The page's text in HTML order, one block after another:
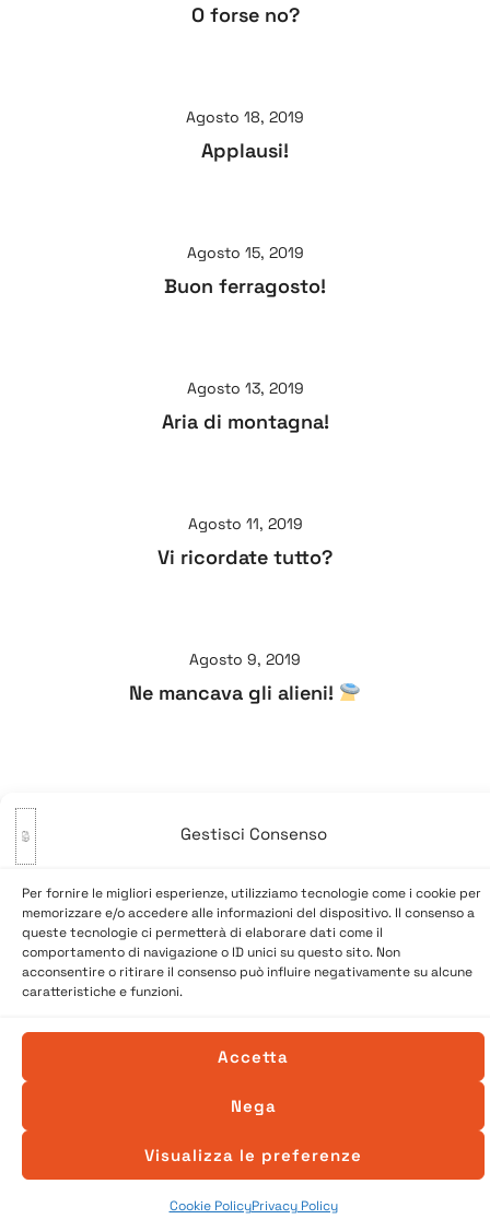
Gestisci Consenso
Per fornire le migliori esperienze, utilizziamo tecnologie come i cookie per
memorizzare e/o accedere alle informazioni del dispositivo. Il consenso a
queste tecnologie ci permetterà di elaborare dati come il
comportamento di navigazione o ID unici su questo sito. Non
acconsentire o ritirare il consenso può influire negativamente su alcune
caratteristiche e funzioni.
Accetta
Nega
Visualizza le preferenze
Cookie PolicyPrivacy Policy
O forse no?
Agosto 18, 2019
Applausi!
Agosto 15, 2019
Buon ferragosto!
Agosto 13, 2019
Aria di montagna!
Agosto 11, 2019
Vi ricordate tutto?
Agosto 9, 2019
Ne mancava gli alieni!
Paginazione
degli
articoli
1 2 →
© 2026 A Venessia. Tutti i diritti sono riservati.
Sito realizzato da